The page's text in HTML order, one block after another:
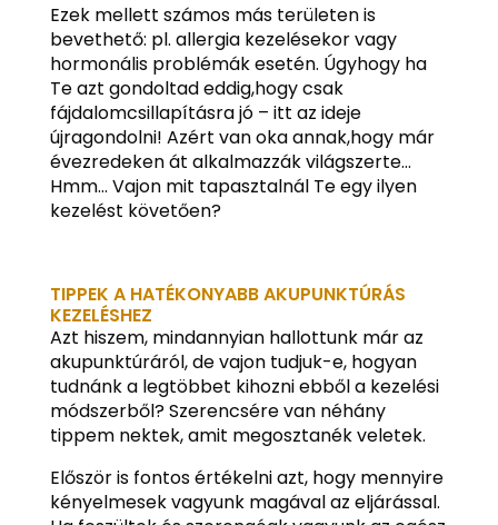
Ezek mellett számos más területen is
bevethető: pl. allergia kezelésekor vagy
hormonális problémák esetén. Úgyhogy ha
Te azt gondoltad eddig,hogy csak
fájdalomcsillapításra jó – itt az ideje
újragondolni! Azért van oka annak,hogy már
évezredeken át alkalmazzák világszerte…
Hmm… Vajon mit tapasztalnál Te egy ilyen
kezelést követően?
TIPPEK A HATÉKONYABB AKUPUNKTÚRÁS
KEZELÉSHEZ
Azt hiszem, mindannyian hallottunk már az
akupunktúráról, de vajon tudjuk-e, hogyan
tudnánk a legtöbbet kihozni ebből a kezelési
módszerből? Szerencsére van néhány
tippem nektek, amit megosztanék veletek.
Először is fontos értékelni azt, hogy mennyire
kényelmesek vagyunk magával az eljárással.